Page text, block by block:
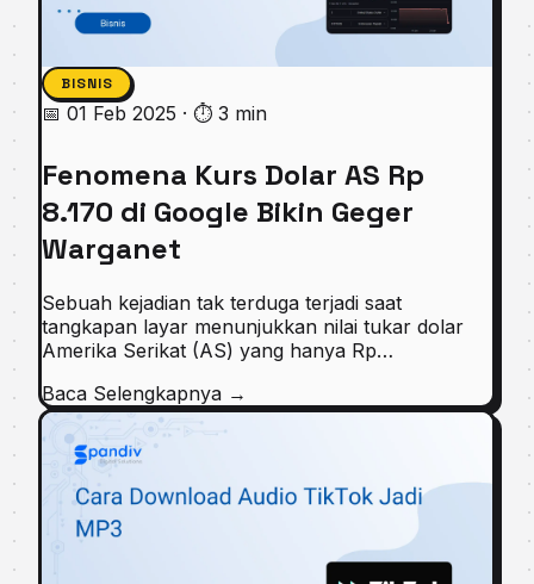
BISNIS
📅 01 Feb 2025 · ⏱ 3 min
Fenomena Kurs Dolar AS Rp
8.170 di Google Bikin Geger
Warganet
Sebuah kejadian tak terduga terjadi saat
tangkapan layar menunjukkan nilai tukar dolar
Amerika Serikat (AS) yang hanya Rp…
Baca Selengkapnya →